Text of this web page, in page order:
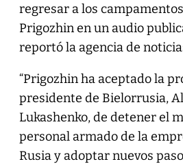
regresar a los
Prigozhin en un audio
reportó la agencia de
“Prigozhin ha aceptado la
presidente de Bielorrusia,
Lukashenko, de detener el
personal armado de la
Rusia y adoptar nuevos